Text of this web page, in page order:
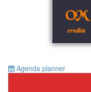
OM
credits
Agenda planner